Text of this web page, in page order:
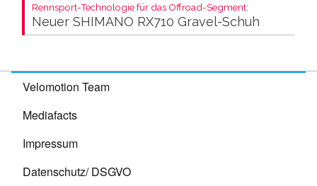
Rennsport-Technologie für das Offroad-Segment:
Neuer SHIMANO RX710 Gravel-Schuh
Velomotion Team
Mediafacts
Impressum
Datenschutz/ DSGVO